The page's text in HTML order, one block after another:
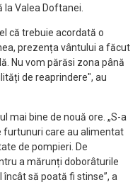
Valea Doftanei.
că trebuie acordată o
prezența vântului a făcut
Nu vom părăsi zona până
de reaprindere", au
mai bine de nouă ore. „S-a
furtunuri care au alimentat
de pompieri. De
a mărunți doborâturile
să poată fi stinse”, a